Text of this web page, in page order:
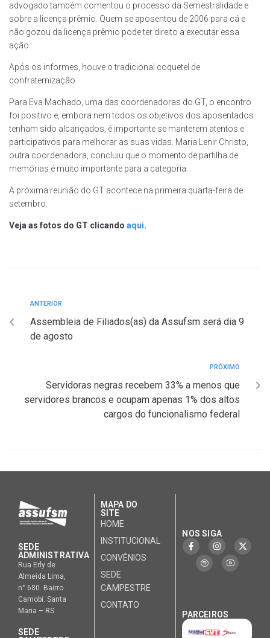
advogado também comentou o processo da Semestralidade e
sobre a licença prêmio. Quem se aposentou de 2006 para cá e
não gozou da licença prêmio pode ter direito a executar essa
ação.
Após os informes, houve o tradicional coquetel de
confraternização.
Para Eva Machado, uma das coordenadoras do GT, o encontro
foi positivo e, embora nem todos os objetivos dos aposentados
tenham sido alcançados, é importante se manterem atentos e
participativos para melhorar as suas vidas. Maria Lenir Christo,
outra coordenadora, concluiu que o momento de partilha de
memórias é muito importante para a categoria.
A próxima reunião do GT acontece na primeira quarta-feira de
setembro.
Veja as fotos do GT clicando aqui.
ANTERIOR
Assembleia de Filiados(as) da Assufsm será dia 9
de agosto
PRÓXIMO
Servidoras negras recebem 33% a menos que
servidores brancos e ocupam apenas 1% dos altos
cargos do funcionalismo federal
SEDE
ADMINISTRATIVA
Rua Erly de
Almeida Lima,
n° 680. Bairro
Camobi. Santa
Maria – RS
SEDE
MAPA DO
SITE
HOME
INSTITUCIONAL
CONVÊNIOS
SEDE
CAMPESTRE
CONTATO
NOS SIGA
PARCEIROS